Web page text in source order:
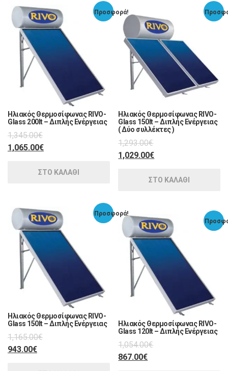
Προσφορά!
Ηλιακός Θερμοσίφωνας RIVO-
Glass 200lt – Διπλής Ενέργειας
1,345.00€
1,065.00€
ΣΤΟ ΚΑΛΑΘΙ
Ηλιακός Θερμοσίφωνας RIVO-
Glass 150lt – Διπλής Ενέργειας
( Δύο συλλέκτες )
1,293.00€
1,029.00€
ΣΤΟ ΚΑΛΑΘΙ
Προσφορά!
Ηλιακός Θερμοσίφωνας RIVO-
Glass 150lt – Διπλής Ενέργειας
1,165.00€
943.00€
Ηλιακός Θερμοσίφωνας RIVO-
Glass 120lt – Διπλής Ενέργειας
1,054.00€
867.00€